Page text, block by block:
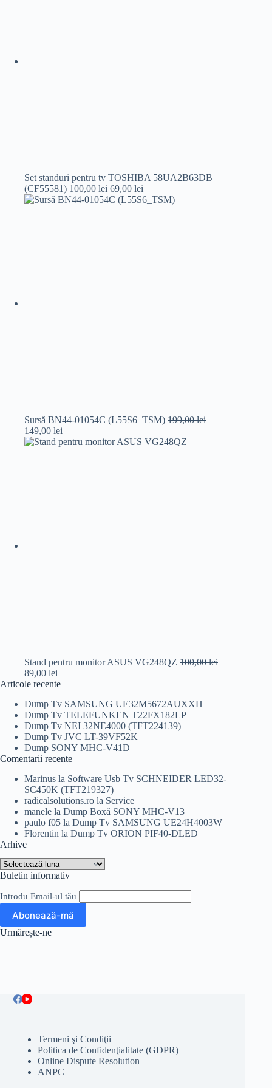
Set standuri pentru tv TOSHIBA 58UA2B63DB
(CF55581) 100,00lei Prețul
inițial
69,00 lei
curent
Sursă BN44-01054C (L55S6_TSM) 199,00lei
Prețul
inițial
149,00 lei
curent
Stand pentru monitor ASUS VG248QZ 100,00lei
Prețul
inițial
fost:
100,00 lei.
89,00 lei
curent
89,00 lei.
Articole recente
Dump Tv SAMSUNG UE32M5672AUXXH
Dump Tv TELEFUNKEN T22FX182LP
Dump Tv NEI 32NE4000 (TFT224139)
Dump Tv JVC LT-39VF52K
Dump SONY MHC-V41D
Comentarii recente
Marinus la Software Usb Tv SCHNEIDER LED32-
SC450K (TFT219327)
radicalsolutions.ro la Service
manele la Dump Boxă SONY MHC-V13
paulo f05 la Dump Tv SAMSUNG UE24H4003W
Florentin la Dump Tv ORION PIF40-DLED
Arhive
Arhive
Buletin informativ
Introdu Email-ul tău
Urmărește-ne
Termeni şi Condiţii
Politica de Confidenţialitate (GDPR)
Online Dispute Resolution
ANPC